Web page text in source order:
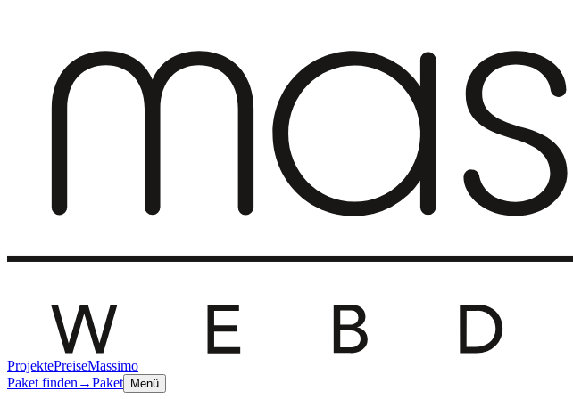
ProjektePreiseMassimo
Paket finden →Paket Menü